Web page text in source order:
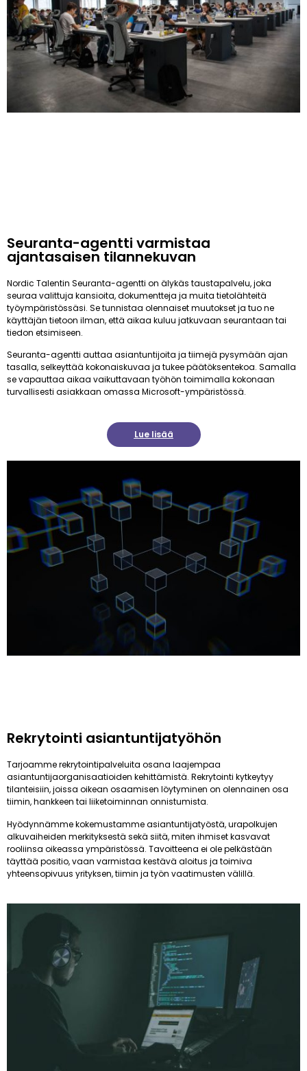
Seuranta-agentti varmistaa
ajantasaisen tilannekuvan
Nordic Talentin Seuranta-agentti on älykäs taustapalvelu, joka
seuraa valittuja kansioita, dokumentteja ja muita tietolähteitä
työympäristössäsi. Se tunnistaa olennaiset muutokset ja tuo ne
käyttäjän tietoon ilman, että aikaa kuluu jatkuvaan seurantaan tai
tiedon etsimiseen.
Seuranta-agentti auttaa asiantuntijoita ja tiimejä pysymään ajan
tasalla, selkeyttää kokonaiskuvaa ja tukee päätöksentekoa. Samalla
se vapauttaa aikaa vaikuttavaan työhön toimimalla kokonaan
turvallisesti asiakkaan omassa Microsoft-ympäristössä.
Lue lisää
Rekrytointi asiantuntijatyöhön
Tarjoamme rekrytointipalveluita osana laajempaa
asiantuntijaorganisaatioiden kehittämistä. Rekrytointi kytkeytyy
tilanteisiin, joissa oikean osaamisen löytyminen on olennainen osa
tiimin, hankkeen tai liiketoiminnan onnistumista.
Hyödynnämme kokemustamme asiantuntijatyöstä, urapolkujen
alkuvaiheiden merkityksestä sekä siitä, miten ihmiset kasvavat
rooliinsa oikeassa ympäristössä. Tavoitteena ei ole pelkästään
täyttää positio, vaan varmistaa kestävä aloitus ja toimiva
yhteensopivuus yrityksen, tiimin ja työn vaatimusten välillä.